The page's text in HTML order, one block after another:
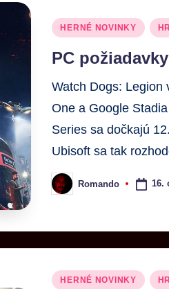
HERNÉ NOVINKY
PC
Watch Dogs: Legion
One a Google
Series sa dočkajú
Ubisoft sa tak
Romando 16.
HERNÉ NOVINKY